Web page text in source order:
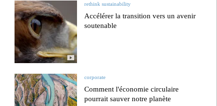
rethink sustainability
Accélérer la transition vers un avenir
soutenable
corporate
Comment l'économie circulaire
pourrait sauver notre planète